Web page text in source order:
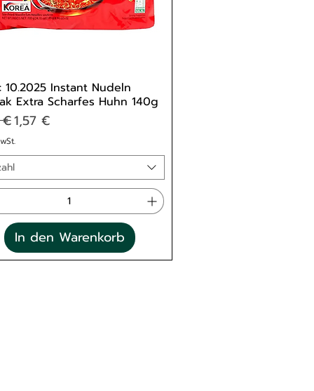
10.2025 Instant Nudeln
Extra Scharfes Huhn 140g
€Sale-Preis
1,57 €
In den Warenkorb